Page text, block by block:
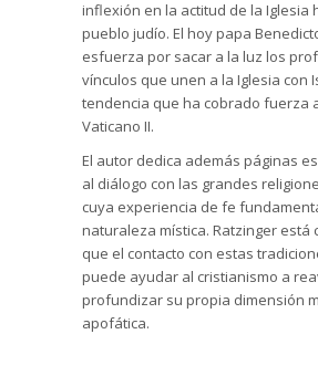
inflexión en la actitud de la Iglesia
pueblo judío. El hoy papa
esfuerza por sacar a la luz los
vínculos que unen a la Iglesia con
tendencia que ha cobrado fuerza
Vaticano II.
El autor dedica además páginas
al diálogo con las grandes
cuya experiencia de fe
naturaleza mística. Ratzinger está
que el contacto con estas
puede ayudar al cristianismo a
profundizar su propia dimensión
apofática.